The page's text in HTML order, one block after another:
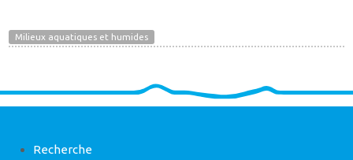
Milieux aquatiques et humides
Recherche